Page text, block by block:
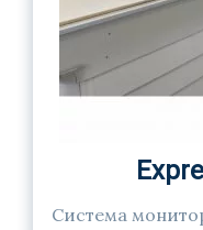
Система